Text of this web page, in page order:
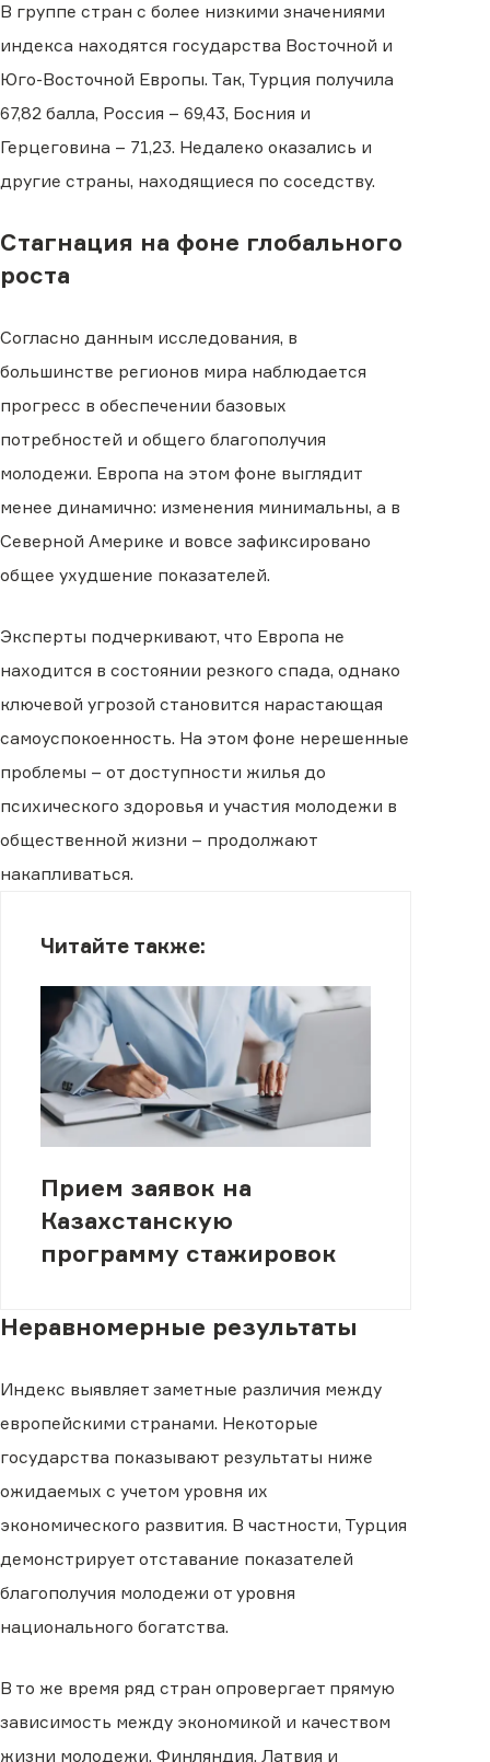
В группе стран с более низкими значениями
индекса находятся государства Восточной и
Юго-Восточной Европы. Так, Турция получила
67,82 балла, Россия – 69,43, Босния и
Герцеговина – 71,23. Недалеко оказались и
другие страны, находящиеся по соседству.
Стагнация на фоне глобального
роста
Согласно данным исследования, в
большинстве регионов мира наблюдается
прогресс в обеспечении базовых
потребностей и общего благополучия
молодежи. Европа на этом фоне выглядит
менее динамично: изменения минимальны, а в
Северной Америке и вовсе зафиксировано
общее ухудшение показателей.
Эксперты подчеркивают, что Европа не
находится в состоянии резкого спада, однако
ключевой угрозой становится нарастающая
самоуспокоенность. На этом фоне нерешенные
проблемы – от доступности жилья до
психического здоровья и участия молодежи в
общественной жизни – продолжают
накапливаться.
Читайте также:
Прием заявок на
Казахстанскую
программу стажировок
Неравномерные результаты
Индекс выявляет заметные различия между
европейскими странами. Некоторые
государства показывают результаты ниже
ожидаемых с учетом уровня их
экономического развития. В частности, Турция
демонстрирует отставание показателей
благополучия молодежи от уровня
национального богатства.
В то же время ряд стран опровергает прямую
зависимость между экономикой и качеством
жизни молодежи. Финляндия, Латвия и